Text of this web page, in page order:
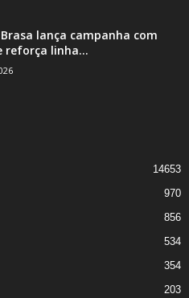
lança campanha com
reforça linha...
14653
970
856
534
354
203